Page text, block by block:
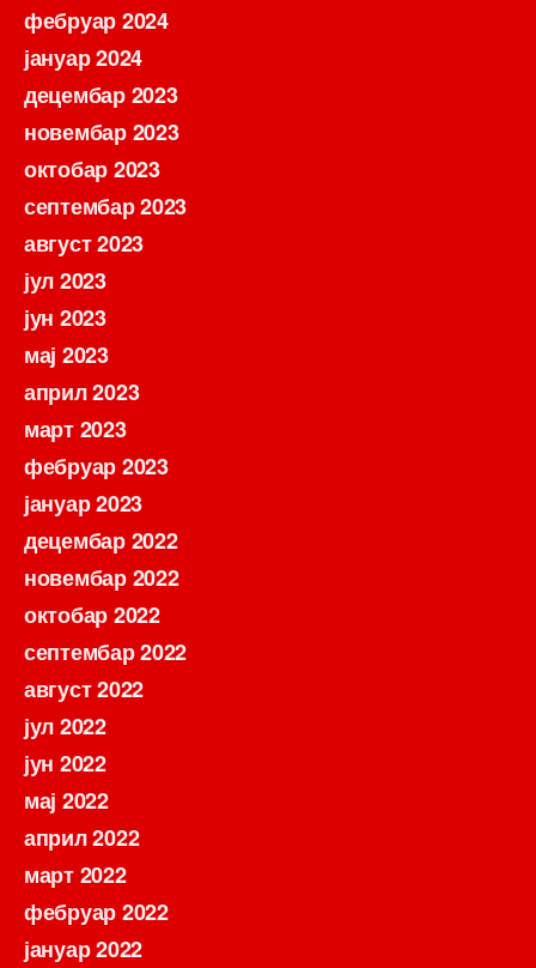
фебруар 2024
јануар 2024
децембар 2023
новембар 2023
октобар 2023
септембар 2023
август 2023
јул 2023
јун 2023
мај 2023
април 2023
март 2023
фебруар 2023
јануар 2023
децембар 2022
новембар 2022
октобар 2022
септембар 2022
август 2022
јул 2022
јун 2022
мај 2022
април 2022
март 2022
фебруар 2022
јануар 2022